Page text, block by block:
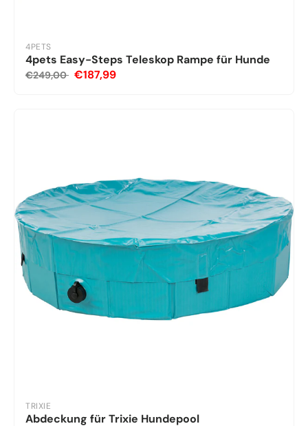
4PETS
4pets Easy-Steps Teleskop Rampe für Hunde
€249,00 €187,99
TRIXIE
Abdeckung für Trixie Hundepool